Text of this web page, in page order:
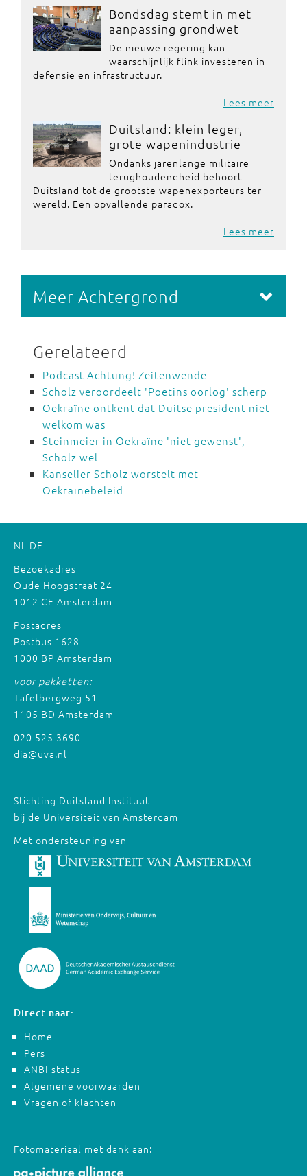
Bondsdag stemt in met
aanpassing grondwet
De nieuwe regering kan
waarschijnlijk flink investeren in
defensie en infrastructuur.
Lees meer
Duitsland: klein leger,
grote wapenindustrie
Ondanks jarenlange militaire
terughoudendheid behoort
Duitsland tot de grootste wapenexporteurs ter
wereld. Een opvallende paradox.
Lees meer
Meer Achtergrond
Gerelateerd
Podcast Achtung! Zeitenwende
Scholz veroordeelt 'Poetins oorlog' scherp
Oekraïne ontkent dat Duitse president niet
welkom was
Steinmeier in Oekraïne 'niet gewenst',
Scholz wel
Kanselier Scholz worstelt met
Oekraïnebeleid
NL DE
Bezoekadres
Oude Hoogstraat 24
1012 CE Amsterdam
Postadres
Postbus 1628
1000 BP Amsterdam
voor pakketten:
Tafelbergweg 51
1105 BD Amsterdam
020 525 3690
dia@uva.nl
Stichting Duitsland Instituut
bij de Universiteit van Amsterdam
Met ondersteuning van
Direct naar:
Home
Pers
ANBI-status
Algemene voorwaarden
Vragen of klachten
Fotomateriaal met dank aan: